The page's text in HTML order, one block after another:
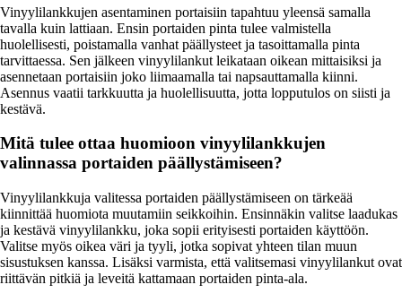
Vinyylilankkujen asentaminen portaisiin tapahtuu yleensä samalla
tavalla kuin lattiaan. Ensin portaiden pinta tulee valmistella
huolellisesti, poistamalla vanhat päällysteet ja tasoittamalla pinta
tarvittaessa. Sen jälkeen vinyylilankut leikataan oikean mittaisiksi ja
asennetaan portaisiin joko liimaamalla tai napsauttamalla kiinni.
Asennus vaatii tarkkuutta ja huolellisuutta, jotta lopputulos on siisti ja
kestävä.
Mitä tulee ottaa huomioon vinyylilankkujen
valinnassa portaiden päällystämiseen?
Vinyylilankkuja valitessa portaiden päällystämiseen on tärkeää
kiinnittää huomiota muutamiin seikkoihin. Ensinnäkin valitse laadukas
ja kestävä vinyylilankku, joka sopii erityisesti portaiden käyttöön.
Valitse myös oikea väri ja tyyli, jotka sopivat yhteen tilan muun
sisustuksen kanssa. Lisäksi varmista, että valitsemasi vinyylilankut ovat
riittävän pitkiä ja leveitä kattamaan portaiden pinta-ala.